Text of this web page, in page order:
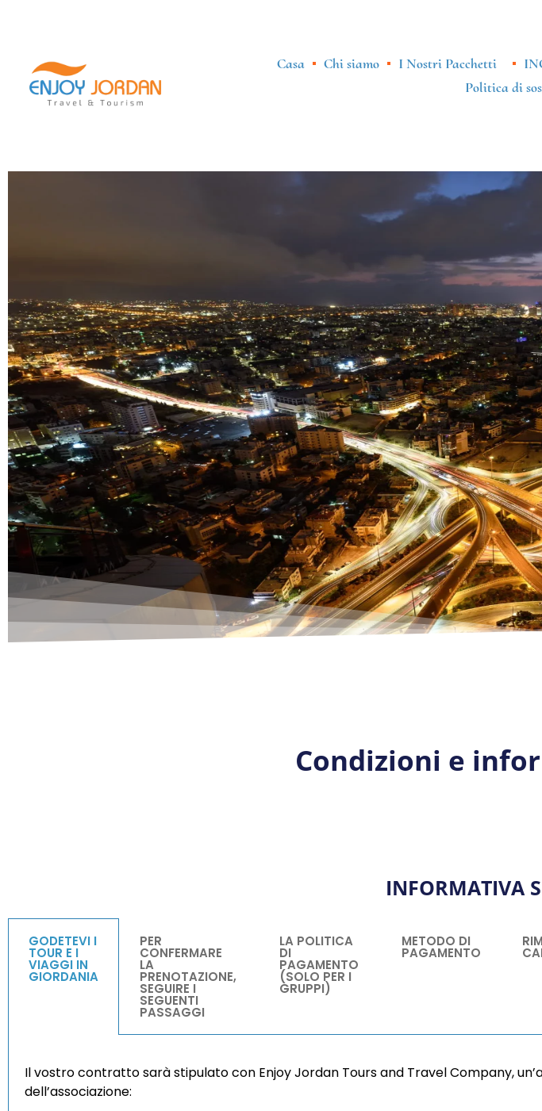
Casa Chi siamo I Nostri Pacchetti
Politica di
Condizioni e
INFORMATIVA
GODETEVI I
TOUR E I
VIAGGI IN
GIORDANIA
PER
CONFERMARE
LA
PRENOTAZIONE,
SEGUIRE I
SEGUENTI
PASSAGGI
LA POLITICA
DI
PAGAMENTO
(SOLO PER I
GRUPPI)
METODO DI
PAGAMENTO
Il vostro contratto sarà stipulato con Enjoy Jordan Tours and Travel Company,
dell’associazione: